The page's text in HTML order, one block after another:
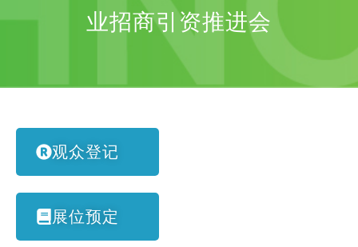
业招商引资推进会
观众登记
展位预定